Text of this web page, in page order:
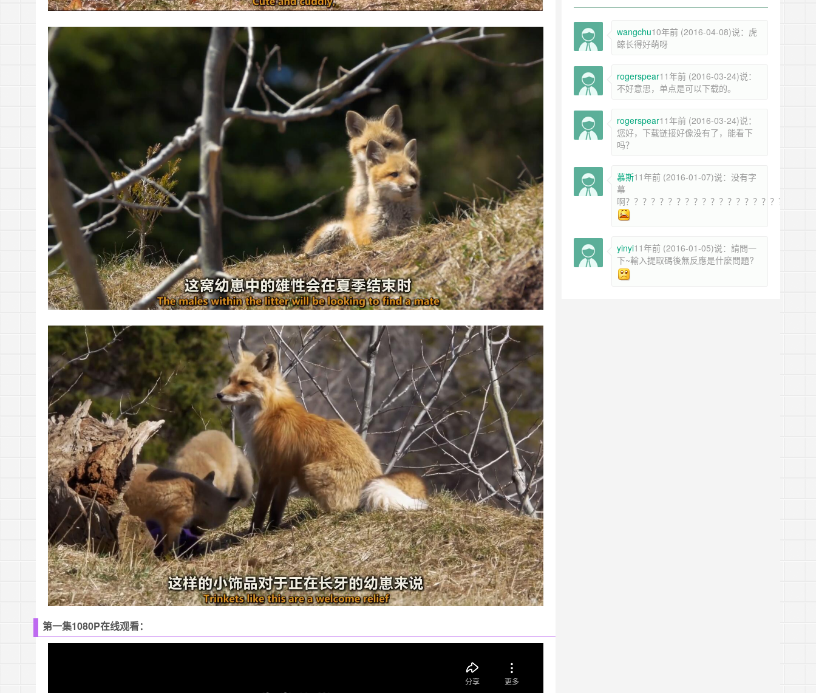
第一集1080P在线观看：
wangchu10年前 (2016-04-08)说：虎
鲸长得好萌呀
rogerspear11年前 (2016-03-24)说：
不好意思，单点是可以下载的。
rogerspear11年前 (2016-03-24)说：
您好，下载链接好像没有了，能看下
吗？
慕斯11年前 (2016-01-07)说：没有字
幕
啊？？？？？？？？？？？？？？？？？？？？？？
yinyi11年前 (2016-01-05)说：請問一
下~輸入提取碼後無反應是什麼問題?